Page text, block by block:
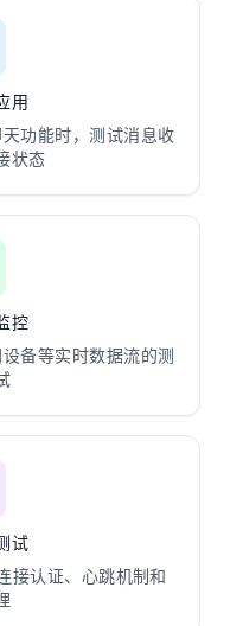
用
功能时，测试消息收
状态
控
备等实时数据流的测
试
接认证、心跳机制和